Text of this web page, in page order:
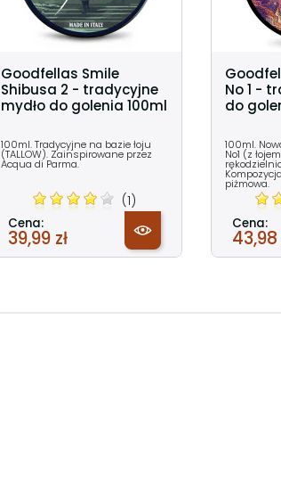
Goodfellas Smile
Shibusa 2 - tradycyjne
mydło do golenia 100ml
100ml. Tradycyjne na bazie łoju
(TALLOW). Zainspirowane przez
Acqua di Parma.
(1)
Cena:
39,99 zł
No 1 -
do
100ml.
No1 (z
piżmowa.
Cena:
43,98